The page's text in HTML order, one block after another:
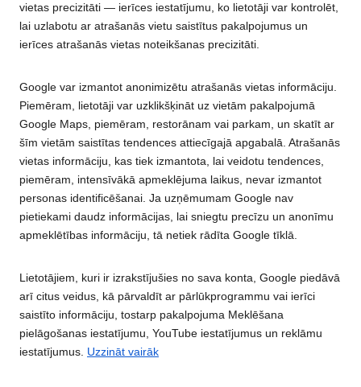
vietas precizitāti — ierīces iestatījumu, ko lietotāji var kontrolēt,
lai uzlabotu ar atrašanās vietu saistītus pakalpojumus un
ierīces atrašanās vietas noteikšanas precizitāti.
Google var izmantot anonimizētu atrašanās vietas informāciju.
Piemēram, lietotāji var uzklikšķināt uz vietām pakalpojumā
Google Maps, piemēram, restorānam vai parkam, un skatīt ar
šīm vietām saistītas tendences attiecīgajā apgabalā. Atrašanās
vietas informāciju, kas tiek izmantota, lai veidotu tendences,
piemēram, intensīvākā apmeklējuma laikus, nevar izmantot
personas identificēšanai. Ja uzņēmumam Google nav
pietiekami daudz informācijas, lai sniegtu precīzu un anonīmu
apmeklētības informāciju, tā netiek rādīta Google tīklā.
Lietotājiem, kuri ir izrakstījušies no sava konta, Google piedāvā
arī citus veidus, kā pārvaldīt ar pārlūkprogrammu vai ierīci
saistīto informāciju, tostarp pakalpojuma Meklēšana
pielāgošanas iestatījumu, YouTube iestatījumus un reklāmu
iestatījumus. Uzzināt vairāk